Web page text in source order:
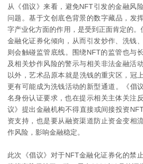
从《倡议》来看，避免NFT引发的金融风
问题。基于文创底色背景的数字藏品，发
字产业化方面的作用，是受到正面肯定的。
金融化证券化倾向，从而引发炒作、洗钱
则会触碰监管底线。围绕NFT的监管也与
及相关炒作风险的警示与相关非法金融活
以外，艺术品原本就是洗钱的重灾区，冠
更有可能成为洗钱活动的新型通道。《倡
名身份认证要求，也在提示相关主体关注
议》提出金融机构不得直接或间接投资
资支持，也是要从融资渠道防止资金变相
作风险，影响金融稳定。
此次《倡议》对于NFT金融化证券化的禁